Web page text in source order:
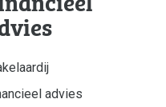
advies